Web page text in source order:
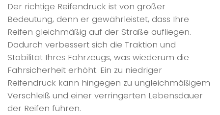
Der richtige Reifendruck ist von großer
Bedeutung, denn er gewährleistet, dass Ihre
Reifen gleichmäßig auf der Straße aufliegen.
Dadurch verbessert sich die Traktion und
Stabilität Ihres Fahrzeugs, was wiederum die
Fahrsicherheit erhöht. Ein zu niedriger
Reifendruck kann hingegen zu ungleichmäßigem
Verschleiß und einer verringerten Lebensdauer
der Reifen führen.